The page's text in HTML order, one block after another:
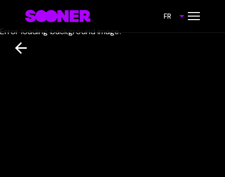
FR
Error loading background image.